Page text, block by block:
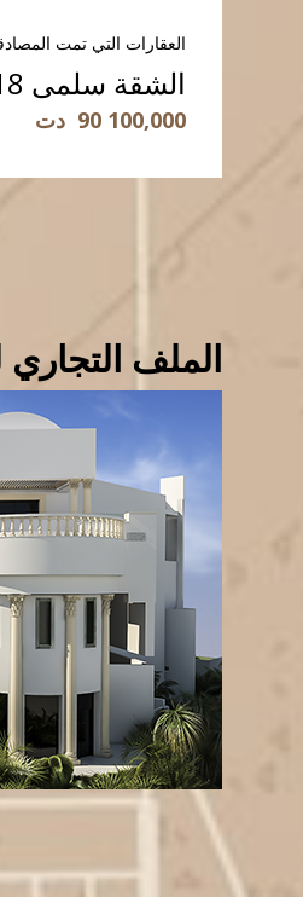
العقارات التي تمت
الشقة سلمى 18
90 100,000 دت
الملف